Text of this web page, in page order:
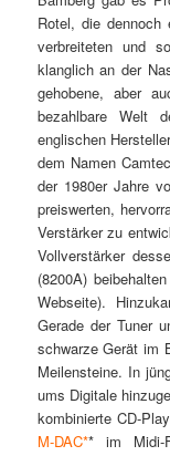
Rotel, die dennoch
verbreiteten und
klanglich an der
gehobene, aber
bezahlbare Welt
englischen
dem Namen
der 1980er Jahre
preiswerten,
Verstärker zu
Vollverstärker
(8200A)
Webseite).
Gerade der Tuner
schwarze Gerät im
Meilensteine. In
ums Digitale
kombinierte CD-
M-DAC** im Midi-